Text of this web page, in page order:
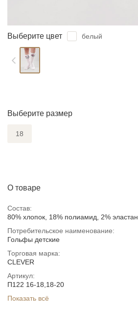
Выберите цвет белый
Выберите размер
18
О товаре
Состав:
80% хлопок, 18% полиамид, 2% эластан
Потребительское наименование:
Гольфы детские
Торговая марка:
CLEVER
Артикул:
П122 16-18,18-20
Показать всё